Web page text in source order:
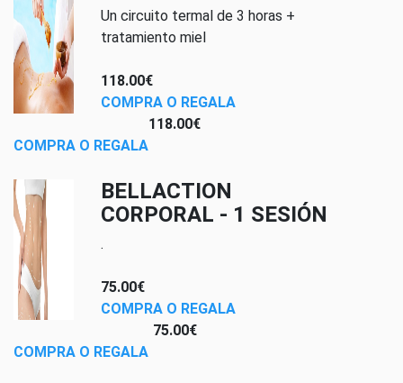
Un circuito termal de 3 horas +
tratamiento miel
118.00€
COMPRA O REGALA
118.00€
COMPRA O REGALA
BELLACTION
CORPORAL - 1 SESIÓN
.
75.00€
COMPRA O REGALA
75.00€
COMPRA O REGALA